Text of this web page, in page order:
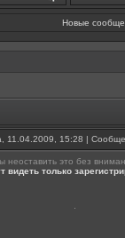
Новые
11.04.2009, 15:28 |
неоставить это без
видеть только